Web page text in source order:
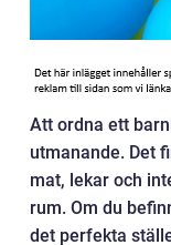
Att ordna ett
utmanande. Det
mat, lekar och
rum. Om du
det perfekta